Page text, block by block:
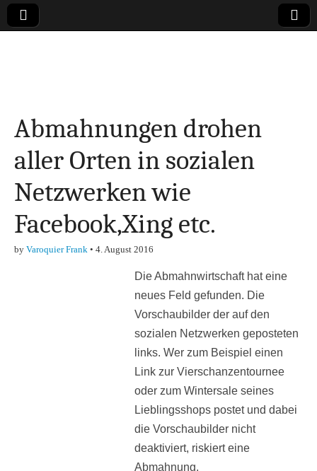
Finanzen,
Marketing-, Vertrieb-
& Investment-Tipps
Abmahnungen drohen
aller Orten in sozialen
Netzwerken wie
Facebook,Xing etc.
by Varoquier Frank • 4. August 2016
Die Abmahnwirtschaft hat eine
neues Feld gefunden. Die
Vorschaubilder der auf den
sozialen Netzwerken geposteten
links. Wer zum Beispiel einen
Link zur Vierschanzentournee
oder zum Wintersale seines
Lieblingsshops postet und dabei
die Vorschaubilder nicht
deaktiviert, riskiert eine
Abmahnung.